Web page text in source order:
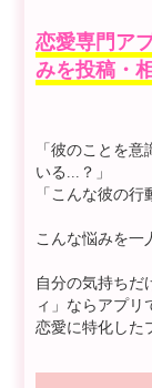
恋愛専門ア
みを投稿・
「彼のことを
いる...？」
「こんな彼の
こんな悩みを一
自分の気持ちだ
ィ」ならアプリ
恋愛に特化した